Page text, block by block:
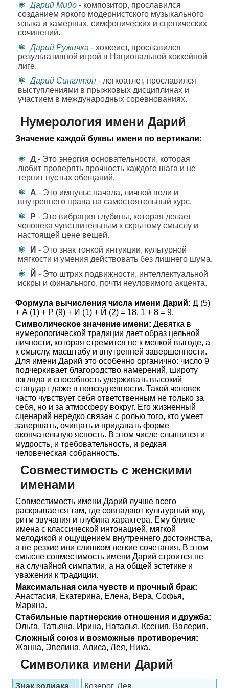
Дарий Мийо - композитор, прославился
созданием яркого модернистского музыкального
языка и камерных, симфонических и сценических
сочинений.
Дарий Ружичка - хоккеист, прославился
результативной игрой в Национальной хоккейной
лиге.
Дарий Синглтон - легкоатлет, прославился
выступлениями в прыжковых дисциплинах и
участием в международных соревнованиях.
Нумерология имени Дарий
Значение каждой буквы имени по вертикали:
Д - Это энергия основательности, которая
любит проверять прочность каждого шага и не
терпит пустых обещаний.
А - Это импульс начала, личной воли и
внутреннего права на самостоятельный курс.
Р - Это вибрация глубины, которая делает
человека чувствительным к скрытому смыслу и
настоящей цене вещей.
И - Это знак тонкой интуиции, культурной
мягкости и умения действовать без лишнего шума.
Й - Это штрих подвижности, интеллектуальной
искры и финального, почти неуловимого акцента.
Формула вычисления числа имени Дарий: Д (5)
+ А (1) + Р (9) + И (1) + Й (2) = 18, 1 + 8 = 9.
Символическое значение имени: Девятка в
нумерологической традиции дает образ цельной
личности, которая стремится не к мелкой выгоде, а
к смыслу, масштабу и внутренней завершенности.
Для имени Дарий это особенно органично: число 9
подчеркивает благородство намерений, широту
взгляда и способность удерживать высокий
стандарт даже в повседневности. Такой человек
часто чувствует себя ответственным не только за
себя, но и за атмосферу вокруг. Его жизненный
сценарий нередко связан с ролью того, кто умеет
завершать, очищать и придавать форме
окончательную ясность. В этом числе слышится и
мудрость, и требовательность, и редкая
человеческая собранность.
Совместимость с женскими
именами
Совместимость имени Дарий лучше всего
раскрывается там, где совпадают культурный код,
ритм звучания и глубина характера. Ему ближе
имена с классической интонацией, мягкой
мелодикой и ощущением внутреннего достоинства,
а не резкие или слишком легкие сочетания. В этом
смысле совместимость имени Дарий строится не
на случайной симпатии, а на общей эстетике и
уважении к традиции.
Максимальная сила чувств и прочный брак:
Анастасия, Екатерина, Елена, Вера, Софья,
Марина.
Стабильные партнерские отношения и дружба:
Ольга, Татьяна, Ирина, Наталья, Ксения, Валерия.
Сложный союз и возможные противоречия:
Жанна, Эвелина, Алиса, Лея, Ника.
Символика имени Дарий
Знак зодиака Козерог, Лев